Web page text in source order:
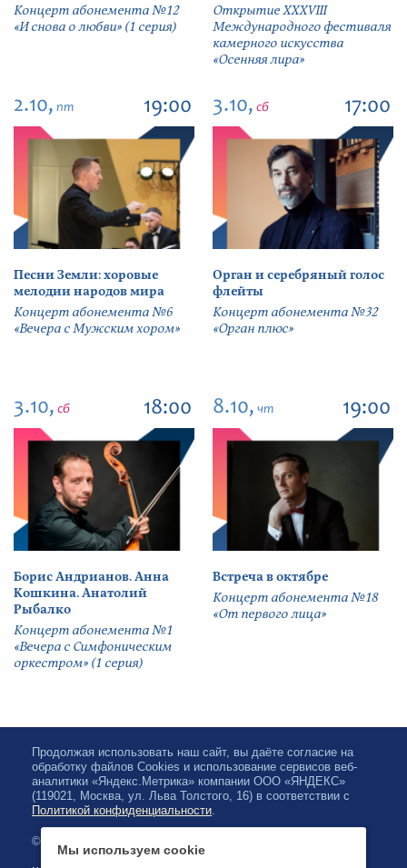
Концерт абонемента №12
«И снова о любви» (1 серия)
Открытие ХХХVIII
Международного фестиваля
камерного искусства
«Осенняя лира»
2.10, пт 19:00
Песни Земли: хоровые
мелодии народов мира
Концерт абонемента №6
«Вечера с Мужским хором»
3.10, сб 17:00
Орган и серебряный голос
флейты
Концерт абонемента №32
«Орган плюс»
3.10, сб 18:00
Борис Андрианов. Анна
Кошкина. Анатолий
Рыбалко
Концерт абонемента №1
«Вечера с Симфоническим
оркестром» (1 серия)
8.10, чт 19:00
Встреча в октябре
Концерт абонемента №18
«От первого лица»
Продолжая использовать наш сайт, вы даёте согласие на
обработку файлов Cookies и использование сервисов веб-
аналитики «Яндекс.Метрика» компании ООО «ЯНДЕКС»
(119021, Москва, ул. Льва Толстого, 16) в соответствии с
Политикой конфиденциальности.
© 2026, Карельская Государственная филармония
Мы используем cookie